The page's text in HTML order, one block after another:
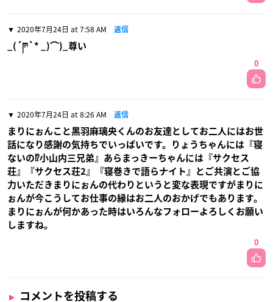
2020年7月24日 at 7:58 AM 返信
_(´ཫ`* _)⌒)_尊い
0
2020年7月24日 at 8:26 AM 返信
まりにぉんこと黒羽麻璃央くんのお友達としてお二人にはお世
話になり感謝の気持ちでいっぱいです。りょうちゃんには『寝
ないの⁉︎小山内三兄弟』あらまっきーちゃんには『サクセス
荘』『サクセス荘2』『寝巻きで語らナイト』とご共演とご協
力いただきまりにぉんの代わりというと変な表現ですがまりに
ぉんが今こうしてお仕事の縁はお二人のおかげでもあります。
まりにぉんが何かあった時はいろんなフォローよろしくお願い
しますね。
0
コメントを投稿する